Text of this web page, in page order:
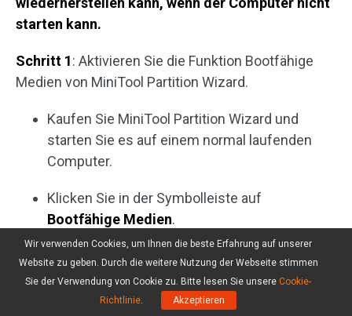
starten kann.
Schritt 1: Aktivieren Sie die Funktion Bootfähige
Medien von MiniTool Partition Wizard.
Kaufen Sie MiniTool Partition Wizard und
starten Sie es auf einem normal laufenden
Computer.
Klicken Sie in der Symbolleiste auf
Bootfähige Medien.
Wir verwenden Cookies, um Ihnen die beste Erfahrung auf unserer
Website zu geben. Durch die weitere Nutzung der Webseite stimmen
Sie der Verwendung von Cookie zu. Bitte lesen Sie unsere Cookie-
Richtlinie. Akzeptieren